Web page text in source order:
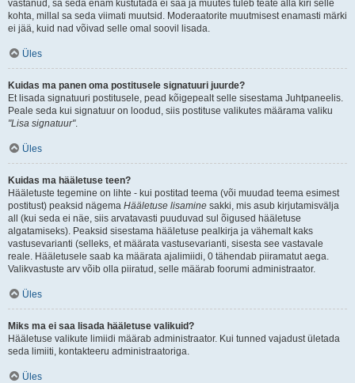
vastanud, sa seda enam kustutada ei saa ja muutes tuleb teate alla kiri selle
kohta, millal sa seda viimati muutsid. Moderaatorite muutmisest enamasti märki
ei jää, kuid nad võivad selle omal soovil lisada.
Üles
Kuidas ma panen oma postitusele signatuuri juurde?
Et lisada signatuuri postitusele, pead kõigepealt selle sisestama Juhtpaneelis.
Peale seda kui signatuur on loodud, siis postituse valikutes määrama valiku
"Lisa signatuur".
Üles
Kuidas ma hääletuse teen?
Hääletuste tegemine on lihte - kui postitad teema (või muudad teema esimest
postitust) peaksid nägema Hääletuse lisamine sakki, mis asub kirjutamisvälja
all (kui seda ei näe, siis arvatavasti puuduvad sul õigused hääletuse
algatamiseks). Peaksid sisestama hääletuse pealkirja ja vähemalt kaks
vastusevarianti (selleks, et määrata vastusevarianti, sisesta see vastavale
reale. Hääletusele saab ka määrata ajalimiidi, 0 tähendab piiramatut aega.
Valikvastuste arv võib olla piiratud, selle määrab foorumi administraator.
Üles
Miks ma ei saa lisada hääletuse valikuid?
Hääletuse valikute limiidi määrab administraator. Kui tunned vajadust ületada
seda limiiti, kontakteeru administraatoriga.
Üles